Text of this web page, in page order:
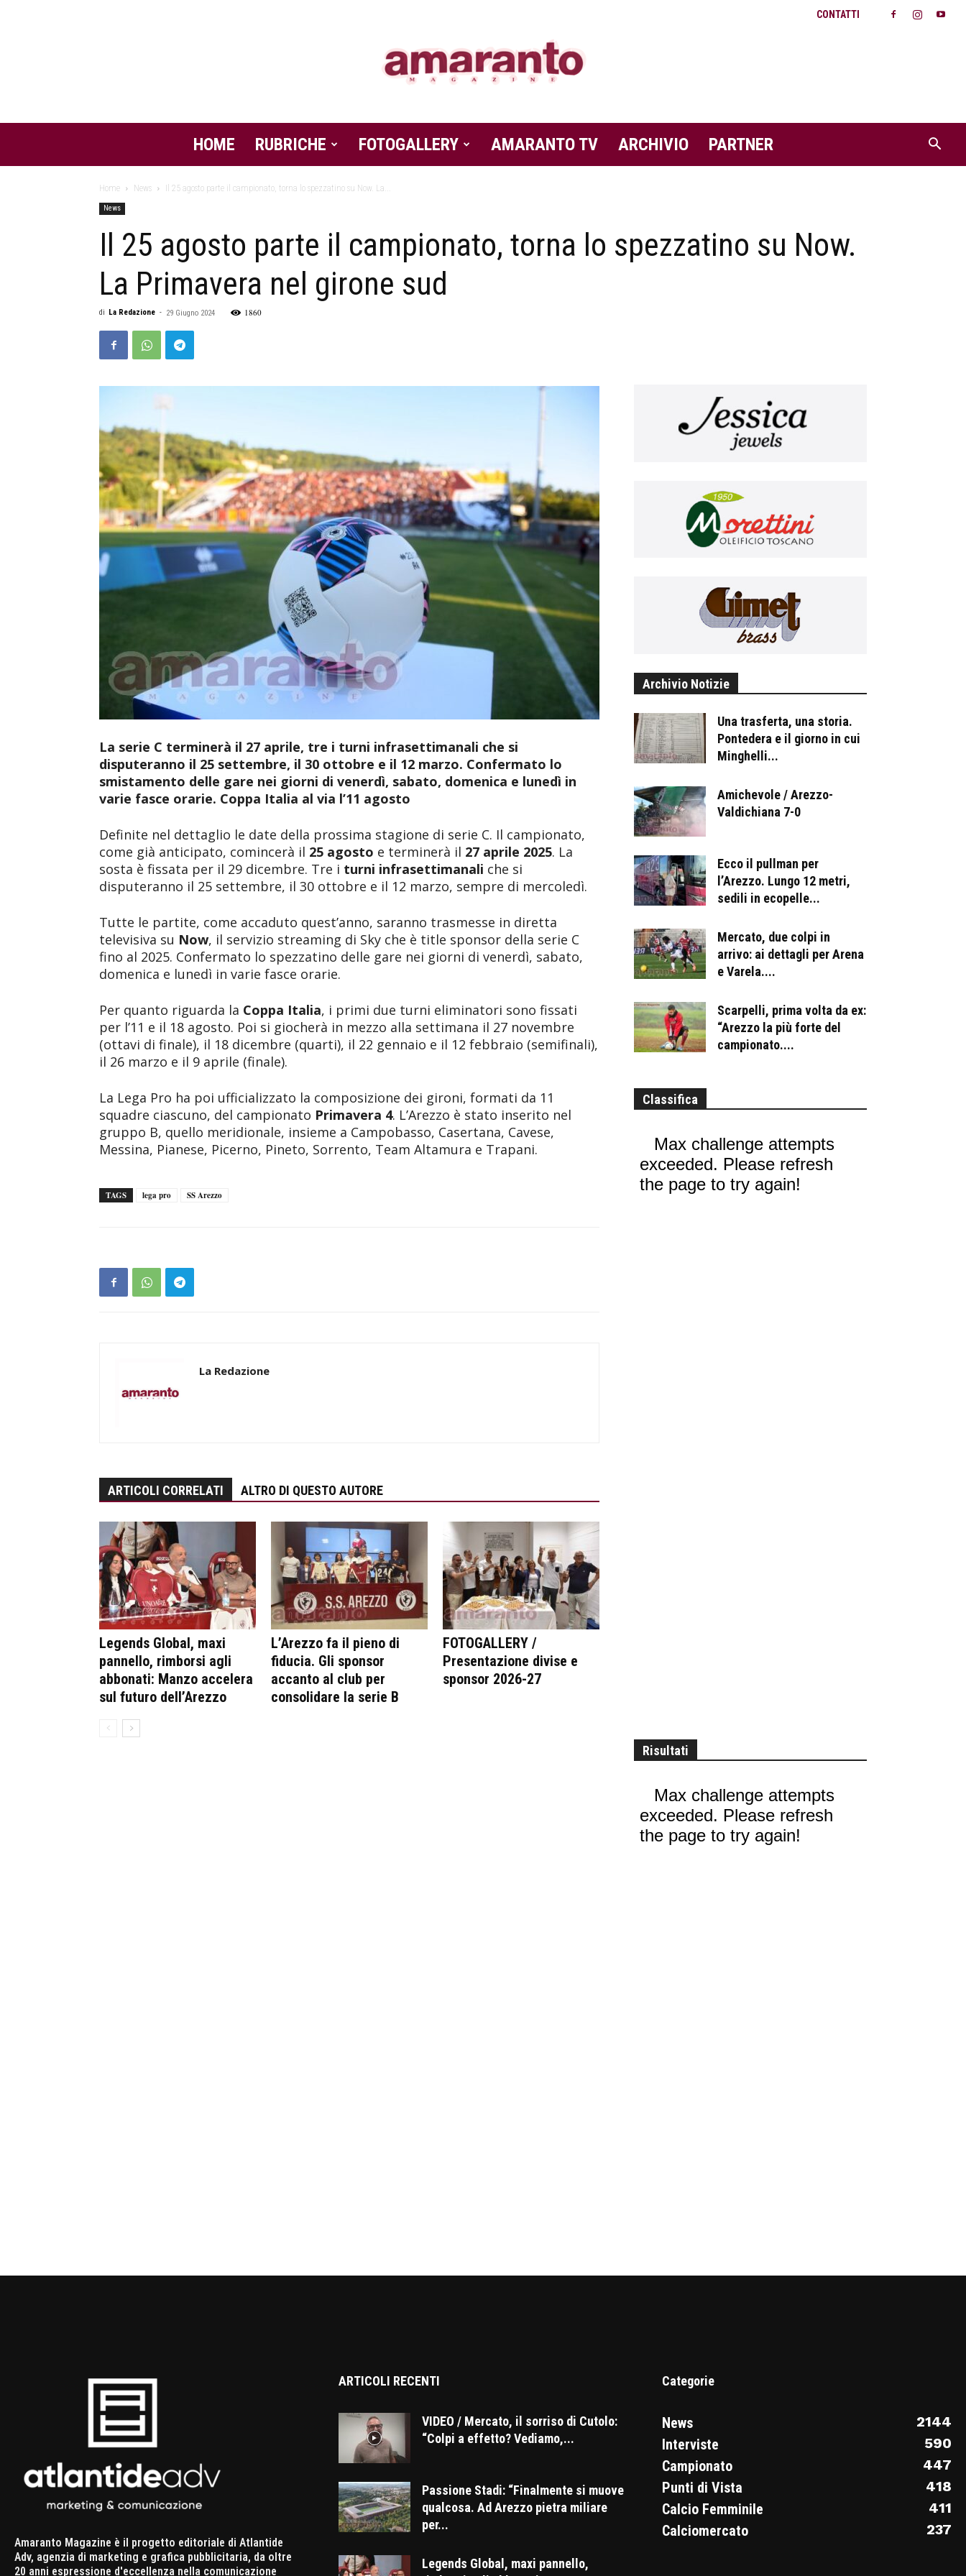
CONTATTI
Amaranto
Magazine
HOME RUBRICHE FOTOGALLERY AMARANTO TV ARCHIVIO PARTNER
Home News Il 25 agosto parte il campionato, torna lo spezzatino su Now. La...
News
Il 25 agosto parte il campionato, torna lo spezzatino su Now.
La Primavera nel girone sud
di La Redazione - 29 Giugno 2024 1860
La serie C terminerà il 27 aprile, tre i turni infrasettimanali che si
disputeranno il 25 settembre, il 30 ottobre e il 12 marzo. Confermato lo
smistamento delle gare nei giorni di venerdì, sabato, domenica e lunedì in
varie fasce orarie. Coppa Italia al via l’11 agosto
Definite nel dettaglio le date della prossima stagione di serie C. Il campionato,
come già anticipato, comincerà il 25 agosto e terminerà il 27 aprile 2025. La
sosta è fissata per il 29 dicembre. Tre i turni infrasettimanali che si
disputeranno il 25 settembre, il 30 ottobre e il 12 marzo, sempre di mercoledì.
Tutte le partite, come accaduto quest’anno, saranno trasmesse in diretta
televisiva su Now, il servizio streaming di Sky che è title sponsor della serie C
fino al 2025. Confermato lo spezzatino delle gare nei giorni di venerdì, sabato,
domenica e lunedì in varie fasce orarie.
Per quanto riguarda la Coppa Italia, i primi due turni eliminatori sono fissati
per l’11 e il 18 agosto. Poi si giocherà in mezzo alla settimana il 27 novembre
(ottavi di finale), il 18 dicembre (quarti), il 22 gennaio e il 12 febbraio (semifinali),
il 26 marzo e il 9 aprile (finale).
La Lega Pro ha poi ufficializzato la composizione dei gironi, formati da 11
squadre ciascuno, del campionato Primavera 4. L’Arezzo è stato inserito nel
gruppo B, quello meridionale, insieme a Campobasso, Casertana, Cavese,
Messina, Pianese, Picerno, Pineto, Sorrento, Team Altamura e Trapani.
TAGS lega pro SS Arezzo
La Redazione
ARTICOLI CORRELATI ALTRO DI QUESTO AUTORE
Legends Global, maxi
pannello, rimborsi agli
abbonati: Manzo accelera
sul futuro dell’Arezzo
L’Arezzo fa il pieno di
fiducia. Gli sponsor
accanto al club per
consolidare la serie B
FOTOGALLERY /
Presentazione divise e
sponsor 2026-27
Archivio Notizie
Una trasferta, una storia.
Pontedera e il giorno in cui
Minghelli...
Amichevole / Arezzo-
Valdichiana 7-0
Ecco il pullman per
l’Arezzo. Lungo 12 metri,
sedili in ecopelle...
Mercato, due colpi in
arrivo: ai dettagli per Arena
e Varela....
Scarpelli, prima volta da ex:
“Arezzo la più forte del
campionato....
Classifica
Risultati
Amaranto Magazine è il progetto editoriale di Atlantide
Adv, agenzia di marketing e grafica pubblicitaria, da oltre
20 anni espressione d'eccellenza nella comunicazione
ARTICOLI RECENTI
VIDEO / Mercato, il sorriso di Cutolo:
“Colpi a effetto? Vediamo,...
Passione Stadi: “Finalmente si muove
qualcosa. Ad Arezzo pietra miliare
per...
Legends Global, maxi pannello,
Categorie
News
2144
Interviste
590
Campionato
447
Punti di Vista
418
Calcio Femminile
411
Calciomercato
237